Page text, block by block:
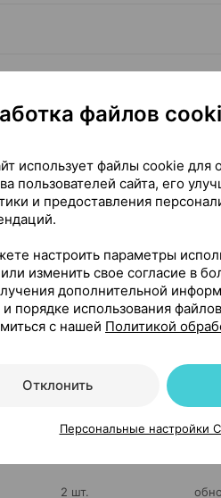
полностью
316
2 шт.
файлов
использует файлы cookie для
пользователей сайта, его
и предоставления
настроить параметры
изменить свое согласие в
дополнительной
и порядке использования
с нашей Политикой
Отклонить
Персональные настройки